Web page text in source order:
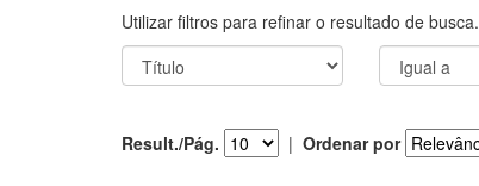
Utilizar filtros para refinar o resultado de busca.
Result./Pág. | Ordenar por